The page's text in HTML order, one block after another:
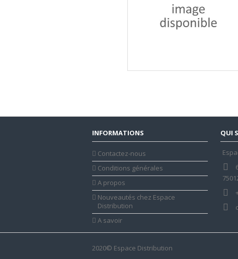
INFORMATIONS
Contactez-nous
Conditions générales
A propos
Nouveautés chez Espace
Distribution
A savoir
QUI
2020© Espace Distribution